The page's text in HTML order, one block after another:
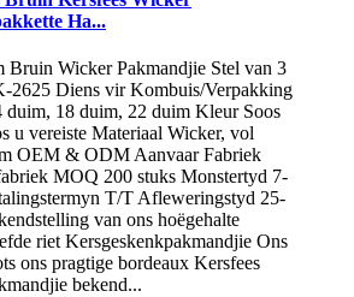
Ha...
Bruin Wicker Pakmandjie Stel van 3
2625 Diens vir Kombuis/Verpakking
duim, 18 duim, 22 duim Kleur Soos
u vereiste Materiaal Wicker, vol
OEM & ODM Aanvaar Fabriek
MOQ 200 stuks Monstertyd 7-
T/T Afleweringstyd 25-
van ons hoëgehalte
riet Kersgeskenkpakmandjie Ons
ons pragtige bordeaux Kersfees
bekend...